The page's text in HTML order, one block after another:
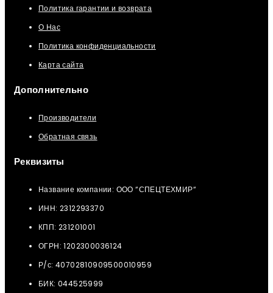
Политика гарантии и возврата
О Нас
Политика конфиденциальности
Карта сайта
Дополнительно
Производители
Обратная связь
Реквизиты
Название компании: ООО “СПЕЦТЕХМИР“
ИНН: 2312293370
КПП: 231201001
ОГРН: 1202300036124
Р/с: 40702810909500010959
БИК: 044525999